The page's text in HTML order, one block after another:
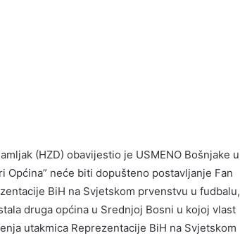
(HZD) obavijestio je USMENO Bošnjake u
Općina” neće biti dopušteno postavljanje Fan
BiH na Svjetskom prvenstvu u fudbalu,
druga općina u Srednjoj Bosni u kojoj vlast
utakmica Reprezentacije BiH na Svjetskom